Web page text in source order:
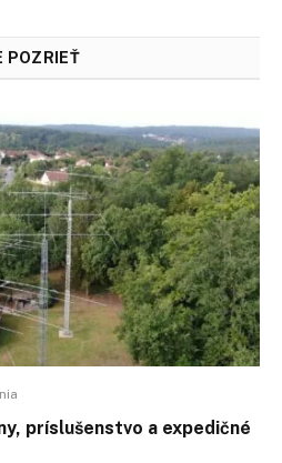
POZRIEŤ
príslušenstvo a expedičné